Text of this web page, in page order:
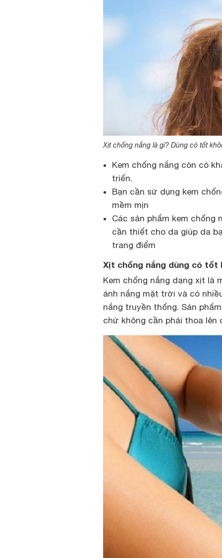
Xịt chống nắng là gì? Dùng có tốt
Kem chống nắng còn có
triển.
Bạn cần sử dụng kem
mềm mịn
Các sản phẩm kem
cần thiết cho da giúp da
trang điểm
Xịt chống nắng dùng có tốt
Kem chống nắng dạng xịt là
ánh nắng mặt trời và có
nắng truyền thống. Sản
chứ không cần phải thoa